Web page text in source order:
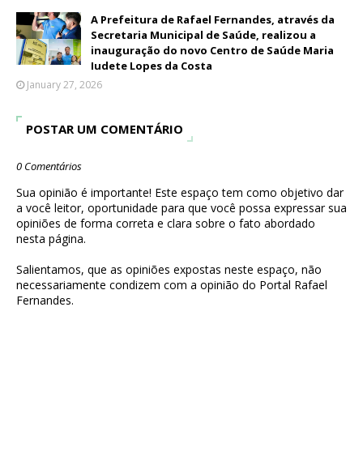
A Prefeitura de Rafael Fernandes, através da
Secretaria Municipal de Saúde, realizou a
inauguração do novo Centro de Saúde Maria
Iudete Lopes da Costa
January 27, 2026
POSTAR UM COMENTÁRIO
0 Comentários
Sua opinião é importante! Este espaço tem como objetivo dar
a você leitor, oportunidade para que você possa expressar sua
opiniões de forma correta e clara sobre o fato abordado
nesta página.
Salientamos, que as opiniões expostas neste espaço, não
necessariamente condizem com a opinião do Portal Rafael
Fernandes.